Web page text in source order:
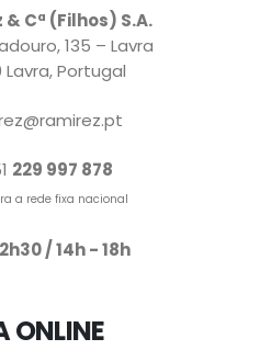
& Cª (Filhos) S.A.
135 – Lavra
Portugal
229 997 878
a rede fixa nacional
/ 14h - 18h
ONLINE